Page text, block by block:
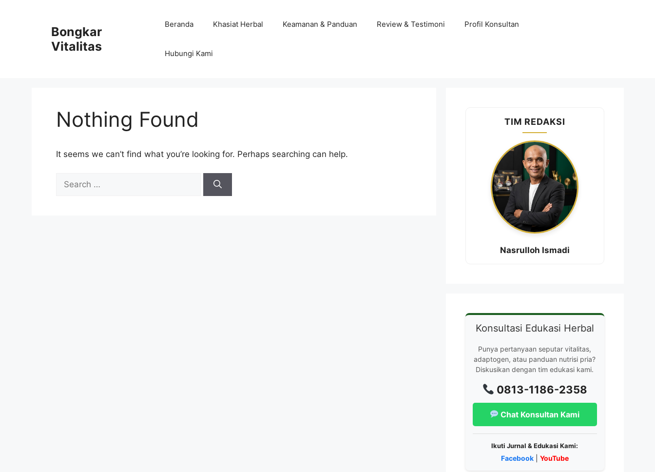
Bongkar
Vitalitas
Beranda Khasiat Herbal Keamanan & Panduan Review & Testimoni Profil Konsultan
Hubungi Kami
Nothing Found
It seems we can’t find what you’re looking for. Perhaps searching can help.
for:
TIM REDAKSI
Nasrulloh Ismadi
Konsultasi Edukasi Herbal
Punya pertanyaan seputar vitalitas,
adaptogen, atau panduan nutrisi pria?
Diskusikan dengan tim edukasi kami.
0813-1186-2358
Chat Konsultan Kami
Ikuti Jurnal & Edukasi Kami:
Facebook| YouTube